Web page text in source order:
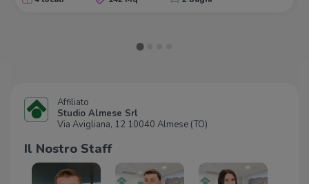
Affiliato
Studio Almese Srl
Via Avigliana, 12 10040 Almese (TO)
Il Nostro Staff